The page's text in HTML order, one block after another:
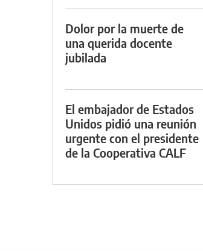
Dolor por la muerte de
una querida docente
jubilada
El embajador de Estados
Unidos pidió una reunión
urgente con el presidente
de la Cooperativa CALF